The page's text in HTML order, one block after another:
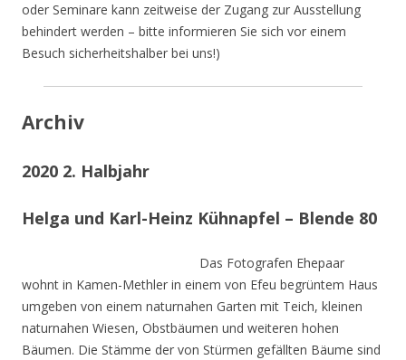
oder Seminare kann zeitweise der Zugang zur Ausstellung
behindert werden – bitte informieren Sie sich vor einem
Besuch sicherheitshalber bei uns!)
Archiv
2020 2. Halbjahr
Helga und Karl-Heinz Kühnapfel – Blende 80
Das Fotografen Ehepaar
wohnt in Kamen-Methler in einem von Efeu begrüntem Haus
umgeben von einem naturnahen Garten mit Teich, kleinen
naturnahen Wiesen, Obstbäumen und weiteren hohen
Bäumen. Die Stämme der von Stürmen gefällten Bäume sind